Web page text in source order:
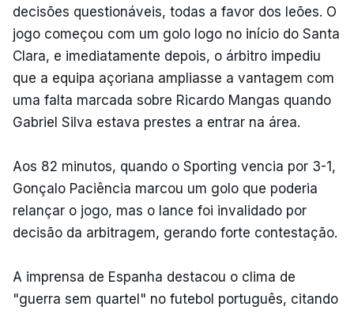
decisões questionáveis, todas a favor dos leões. O
jogo começou com um golo logo no início do Santa
Clara, e imediatamente depois, o árbitro impediu
que a equipa açoriana ampliasse a vantagem com
uma falta marcada sobre Ricardo Mangas quando
Gabriel Silva estava prestes a entrar na área.
Aos 82 minutos, quando o Sporting vencia por 3-1,
Gonçalo Paciência marcou um golo que poderia
relançar o jogo, mas o lance foi invalidado por
decisão da arbitragem, gerando forte contestação.
A imprensa de Espanha destacou o clima de
"guerra sem quartel" no futebol português, citando